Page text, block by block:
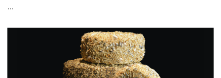
...